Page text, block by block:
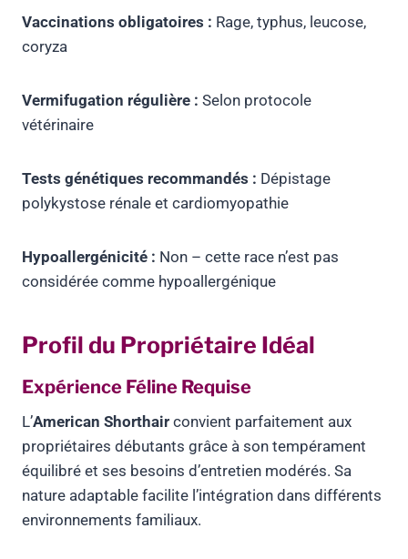
Vaccinations obligatoires : Rage, typhus, leucose,
coryza
Vermifugation régulière : Selon protocole
vétérinaire
Tests génétiques recommandés : Dépistage
polykystose rénale et cardiomyopathie
Hypoallergénicité : Non – cette race n’est pas
considérée comme hypoallergénique
Profil du Propriétaire Idéal
Expérience Féline Requise
L’American Shorthair convient parfaitement aux
propriétaires débutants grâce à son tempérament
équilibré et ses besoins d’entretien modérés. Sa
nature adaptable facilite l’intégration dans différents
environnements familiaux.